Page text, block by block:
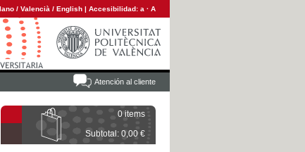
/ Valencià / English | Accesibilidad: a · A
Atención al cliente
0 items
Subtotal: 0,00 €